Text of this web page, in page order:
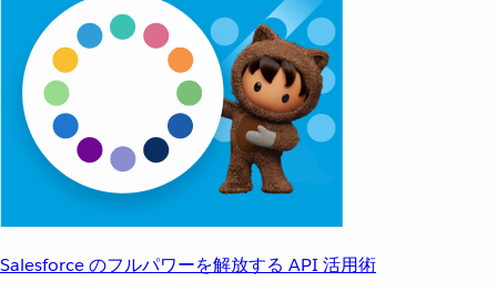
Salesforce のフルパワーを解放する API 活用術